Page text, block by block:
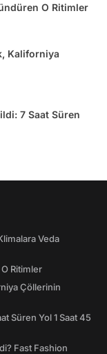
O Ritimler
Kaliforniya
7 Saat Süren
Veda
Ritimler
Çöllerinin
Süren Yol 1 Saat 45
Fast Fashion